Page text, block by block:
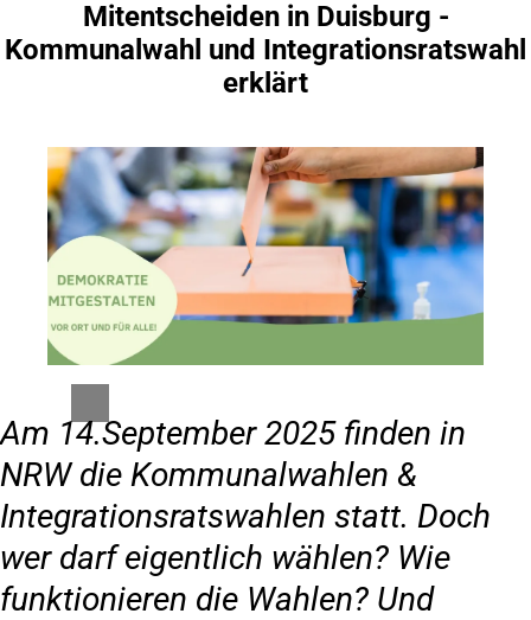
Inhalt anspringen
Mitentscheiden in Duisburg -
Kommunalwahl und Integrationsratswahl
erklärt
Am 14.September 2025 finden in
NRW die Kommunalwahlen &
Integrationsratswahlen statt. Doch
wer darf eigentlich wählen? Wie
funktionieren die Wahlen? Und